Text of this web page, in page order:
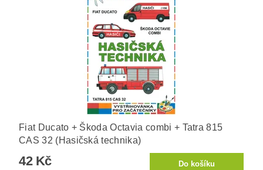
Fiat Ducato + Škoda Octavia combi + Tatra 815
CAS 32 (Hasičská technika)
42 Kč